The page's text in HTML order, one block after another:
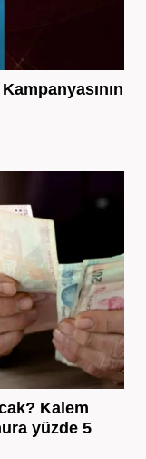
Kalem
yüzde 5